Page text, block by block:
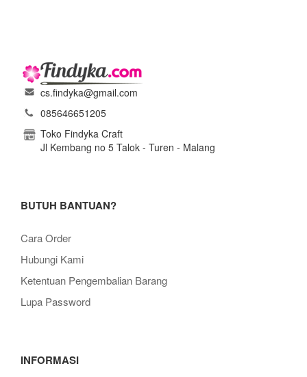
cs.findyka@gmail.com
085646651205
Toko Findyka Craft
Jl Kembang no 5 Talok - Turen - Malang
BUTUH BANTUAN?
Cara Order
Hubungi Kami
Ketentuan Pengembalian Barang
Lupa Password
INFORMASI